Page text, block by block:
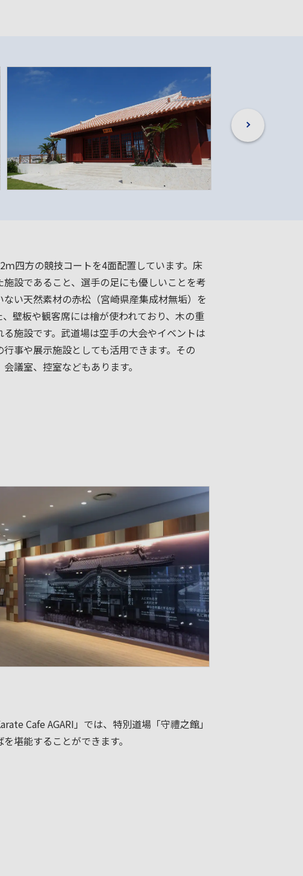
ｍ四方の競技コートを4面配置しています。床
設であること、選手の足にも優しいことを考
い天然素材の赤松（宮崎県産集成材無垢）を
壁板や観客席には檜が使われており、木の重
施設です。武道場は空手の大会やイベントは
事や展示施設としても活用できます。その
議室、控室などもあります。
Cafe AGARI」では、特別道場「守禮之館」
堪能することができます。